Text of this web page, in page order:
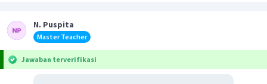
N. Puspita
Master Teacher
Jawaban terverifikasi